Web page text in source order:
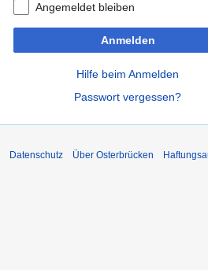
Angemeldet bleiben
Anmelden
Hilfe beim Anmelden
Passwort vergessen?
Datenschutz Über Osterbrücken